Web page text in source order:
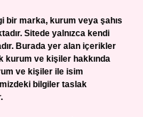
bir marka, kurum veya şahıs
Sitede yalnızca kendi
Burada yer alan içerikler
kurum ve kişiler hakkında
ve kişiler ile isim
bilgiler taslak